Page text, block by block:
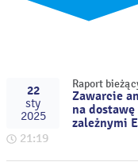
22
sty
2025
21:19
Raport
Zawarcie
na
zależnymi